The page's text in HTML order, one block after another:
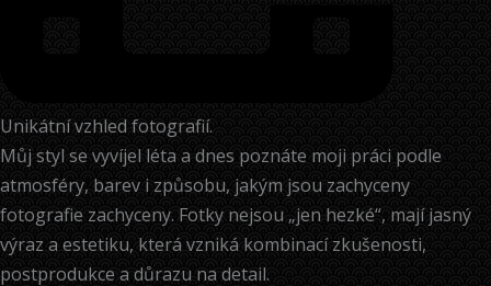
Unikátní vzhled fotografií.
Můj styl se vyvíjel léta a dnes poznáte moji práci podle
atmosféry, barev i způsobu, jakým jsou zachyceny
fotografie zachyceny. Fotky nejsou „jen hezké“, mají jasný
výraz a estetiku, která vzniká kombinací zkušenosti,
postprodukce a důrazu na detail.